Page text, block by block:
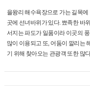
을왕리 해수욕장으로 가는 길목
곳에 선녀바위가 있다. 뾰족한 바
서지는 파도가 일품이라 이곳의
많이 이용되고 또, 어둠이 깔리는
기 위해 찾아오는 관광객 또한 많